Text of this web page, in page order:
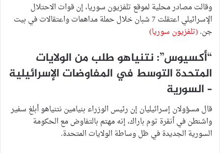
وقالت مصادر محلية لموقع تلفزيون سوريا، إن قوات الاحتلال
الإسرائيلي اعتقلت 7 شبان خلال حملة مداهمات واعتقالات في بيت
جن.(تلفزيون سوريا)
“أكسيوس”: نتنياهو طلب من الولايات
المتحدة التوسط في المفاوضات الإسرائيلية
– السورية
قال مسؤولان إسرائيليان إن رئيس الوزراء بنيامين نتنياهو أبلغ سفير
واشنطن في أنقرة توم باراك، إنه مهتم بالتفاوض مع الحكومة
السورية الجديدة في ظل وساطة الولايات المتحدة.